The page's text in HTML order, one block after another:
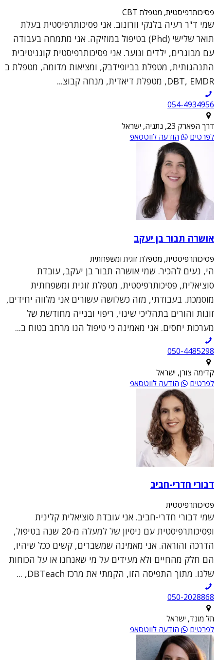
פסיכותרפיסטית, מטפלת CBT
שמי ד"ר רעיה בלנקי וורונוב. אני פסיכותרפיסטית בעלת
תואר שלישי (Phd) בטיפול במוזיקה. אני מתמחה בעבודה
עם מבוגרים, ילדים ונוער. אני פסיכותרפיסטית קוגניטיבית
התנהגותית, מטפלת בביופידבק, ומציאות מדומה, מטפלת ב
DBT, EMDR, מטפלת דיאדית, מנחה קבוצ...
054-4934956
דרך הפארק 23, נתניה, ישראל
לפרטים
הודעה לווטסאפ
אושרה תבור בן יעקב
פסיכותרפיסטית, מטפלת זוגית ומשפחתית
הי, נעים להכיר. שמי אושרה תבור בן יעקב, עובדת
סוציאלית, פסיכותרפיסטית, מטפלת זוגית ומשפחתית
מוסמכת. בעבודתי, מזה כשלושה עשורים אני מלווה יחידים,
זוגות והורים בתהליכי שינוי, ריפוי ובנייה מחודשת של
מערכות יחסים. אני מאמינה כי טיפול הנו מרחב בטוח ב...
050-4485298
קדימה צורן, ישראל
לפרטים
הודעה לווטסאפ
דבורי חדרי-חביב
פסיכותרפיסטית
שמי דבורי חדרי-חביב. אני עובדת סוציאלית קלינית
ופסיכותרפיסטית עם ניסיון של למעלה מ-20 שנה בטיפול,
הדרכה והוראה. אני מאמינה שמשברים, קשים ככל שיהיו,
הם חלק מהחיים ולא מעידים על מי שאנחנו או על הכוחות
שלנו. מתוך התפיסה הזו, הקמתי את מרכז DBTeach, ...
050-2028868
תל מונד, ישראל
לפרטים
הודעה לווטסאפ